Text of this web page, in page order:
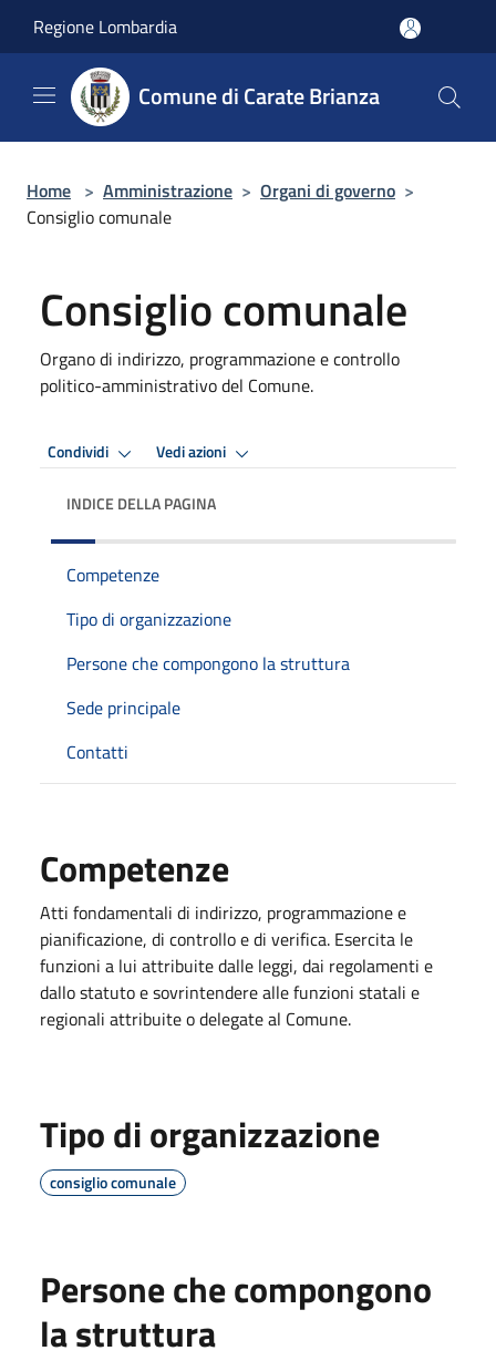
Regione Lombardia
Comune di Carate Brianza
Home > Amministrazione > Organi di governo >
Consiglio comunale
Consiglio comunale
Organo di indirizzo, programmazione e controllo
politico-amministrativo del Comune.
Condividi Vedi azioni
INDICE DELLA PAGINA
Competenze
Tipo di organizzazione
Persone che compongono la struttura
Sede principale
Contatti
Competenze
Atti fondamentali di indirizzo, programmazione e
pianificazione, di controllo e di verifica. Esercita le
funzioni a lui attribuite dalle leggi, dai regolamenti e
dallo statuto e sovrintendere alle funzioni statali e
regionali attribuite o delegate al Comune.
Tipo di organizzazione
consiglio comunale
Persone che compongono
la struttura